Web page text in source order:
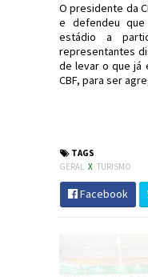
O presidente da
e defendeu
estádio a
representantes
de levar o que já
CBF, para ser
TAGS
GERAL X TURISMO
Facebook